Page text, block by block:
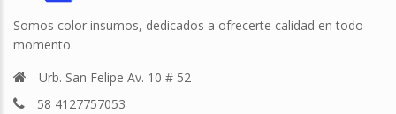
Somos color insumos, dedicados a ofrecerte calidad en todo
momento.
Urb. San Felipe Av. 10 # 52
58 4127757053